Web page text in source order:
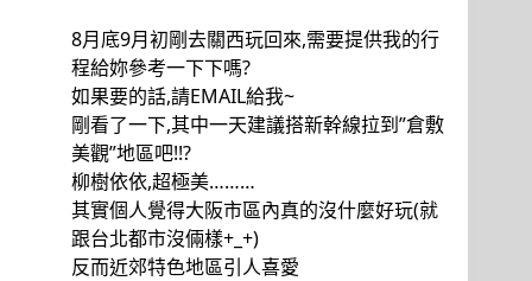
8月底9月初剛去關西玩回來,需要提供我的行
程給妳參考一下下嗎?
如果要的話,請EMAIL給我~
剛看了一下,其中一天建議搭新幹線拉到”倉敷
美觀”地區吧!!?
柳樹依依,超極美………
其實個人覺得大阪市區內真的沒什麼好玩(就
跟台北都市沒倆樣+_+)
反而近郊特色地區引人喜愛